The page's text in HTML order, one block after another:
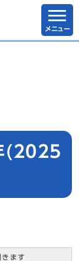
メニュー
(2025
ます